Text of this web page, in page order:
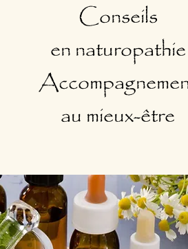
Conseils
en naturopathie
au mieux-être